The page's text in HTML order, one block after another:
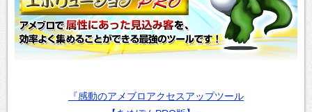
『感動のアメブロアクセスアップツール